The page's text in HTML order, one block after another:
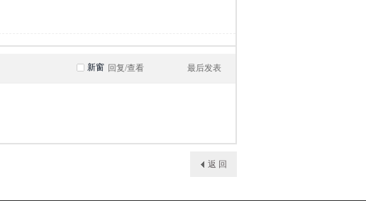
新窗 回复/查看 最后发表
返 回